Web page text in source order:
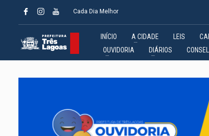
Cada Dia Melhor
INÍCIO A CIDADE LEIS
OUVIDORIA
DIÁRIOS